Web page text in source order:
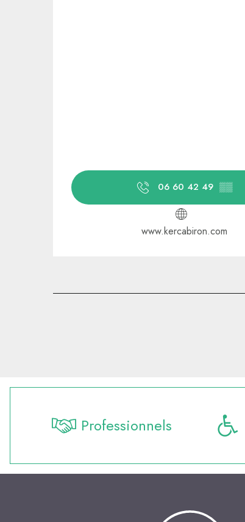
06 60 42 49 ▒▒
www.kercabiron.com
Professionnels